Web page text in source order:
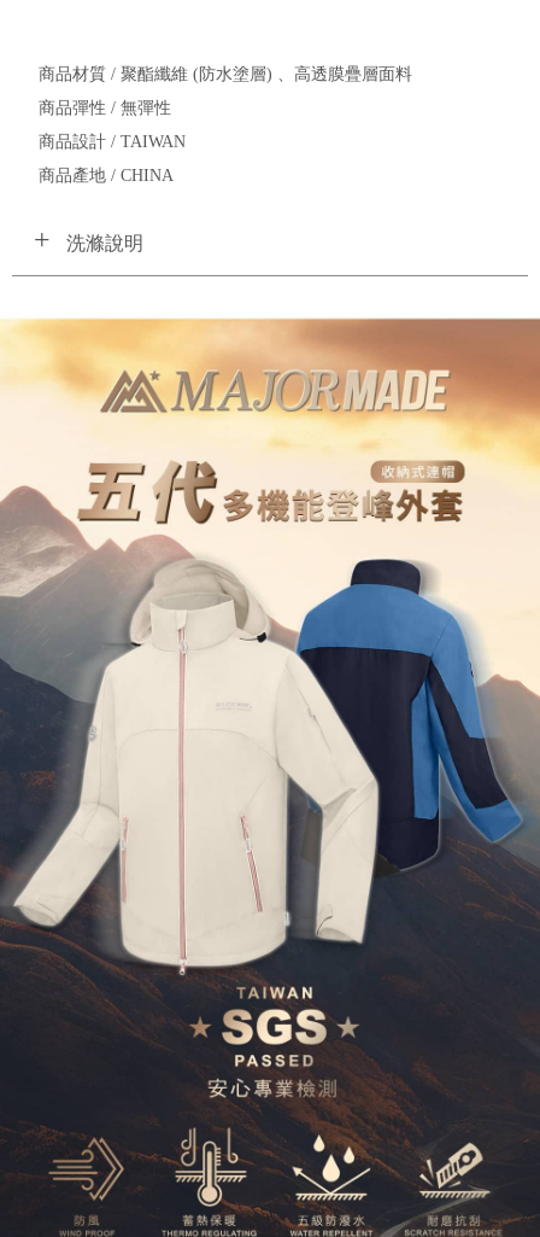
商品材質 / 聚酯纖維 (防水塗層) 、高透膜疊層面料
商品彈性 / 無彈性
商品設計 / TAIWAN
商品產地 / CHINA
洗滌說明